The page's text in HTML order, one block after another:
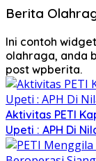
Berita
Ini contoh
olahraga, anda
post wpberita.
Aktivitas PETI
Upeti : APH Di